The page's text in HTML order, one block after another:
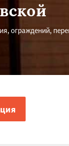
ограждений,